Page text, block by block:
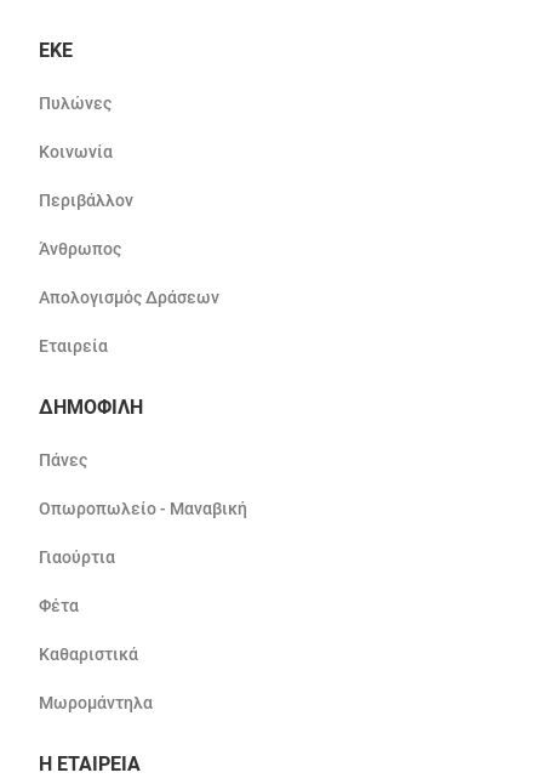
ΕΚΕ
Πυλώνες
Κοινωνία
Περιβάλλον
Άνθρωπος
Απολογισμός Δράσεων
Εταιρεία
ΔΗΜΟΦΙΛΗ
Πάνες
Οπωροπωλείο - Μαναβική
Γιαούρτια
Φέτα
Καθαριστικά
Μωρομάντηλα
Η ΕΤΑΙΡΕΙΑ